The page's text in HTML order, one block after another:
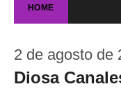
HOME
2 de agosto de
Diosa